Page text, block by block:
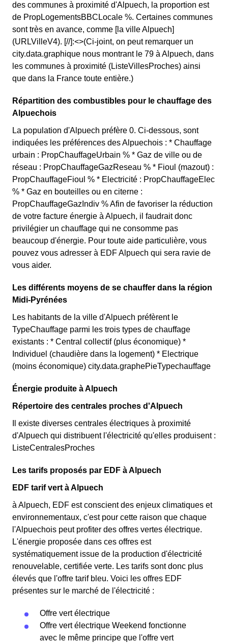
des communes à proximité d'Alpuech, la proportion est
de PropLogementsBBCLocale %. Certaines communes
sont très en avance, comme [la ville Alpuech]
(URLVilleV4). [//]:<>(Ci-joint, on peut remarquer un
city.data.graphique nous montrant le 79 à Alpuech, dans
les communes à proximité (ListeVillesProches) ainsi
que dans la France toute entière.)
Répartition des combustibles pour le chauffage des
Alpuechois
La population d'Alpuech préfère 0. Ci-dessous, sont
indiquées les préférences des Alpuechois : * Chauffage
urbain : PropChauffageUrbain % * Gaz de ville ou de
réseau : PropChauffageGazReseau % * Fioul (mazout) :
PropChauffageFioul % * Electricité : PropChauffageElec
% * Gaz en bouteilles ou en citerne :
PropChauffageGazIndiv % Afin de favoriser la réduction
de votre facture énergie à Alpuech, il faudrait donc
privilégier un chauffage qui ne consomme pas
beaucoup d'énergie. Pour toute aide particulière, vous
pouvez vous adresser à EDF Alpuech qui sera ravie de
vous aider.
Les différents moyens de se chauffer dans la région
Midi-Pyrénées
Les habitants de la ville d'Alpuech préfèrent le
TypeChauffage parmi les trois types de chauffage
existants : * Central collectif (plus économique) *
Individuel (chaudière dans la logement) * Electrique
(moins économique) city.data.graphePieTypechauffage
Énergie produite à Alpuech
Répertoire des centrales proches d'Alpuech
Il existe diverses centrales électriques à proximité
d'Alpuech qui distribuent l'électricité qu'elles produisent :
ListeCentralesProches
Les tarifs proposés par EDF à Alpuech
EDF tarif vert à Alpuech
à Alpuech, EDF est conscient des enjeux climatiques et
environnementaux, c'est pour cette raison que chaque
l'Alpuechois peut profiter des offres vertes électrique.
L'énergie proposée dans ces offres est
systématiquement issue de la production d'électricité
renouvelable, certifiée verte. Les tarifs sont donc plus
élevés que l'offre tarif bleu. Voici les offres EDF
présentes sur le marché de l'électricité :
Offre vert électrique
Offre vert électrique Weekend fonctionne
avec le même principe que l'offre vert